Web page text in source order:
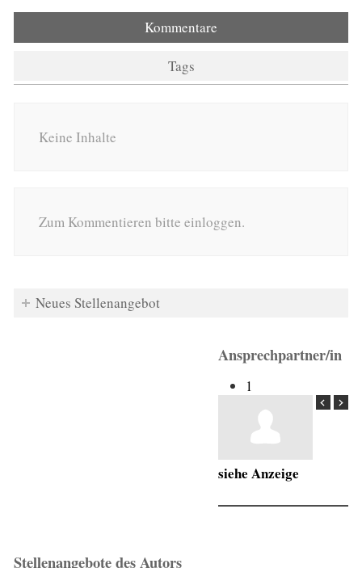
Kommentare
Tags
Keine Inhalte
Zum Kommentieren bitte einloggen.
Neues Stellenangebot
Ansprechpartner/in
1
siehe Anzeige
Stellenangebote des Autors